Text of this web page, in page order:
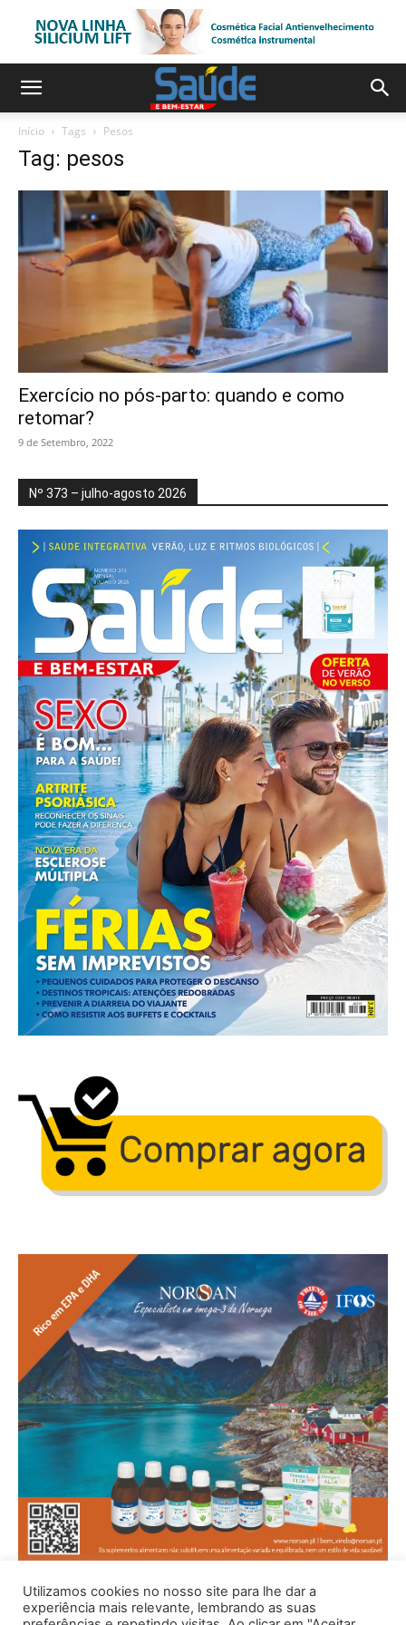
Início Tags Pesos
Tag: pesos
Exercício no pós-parto: quando e como
retomar?
9 de Setembro, 2022
Nº 373 – julho-agosto 2026
Utilizamos cookies no nosso site para lhe dar a
experiência mais relevante, lembrando as suas